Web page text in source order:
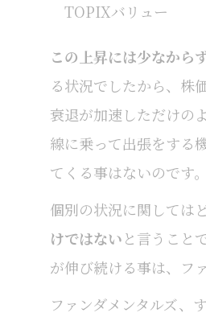
TOPIXバリュー
この上昇には少なから
る状況でしたから、株
衰退が加速しただけの
線に乗って出張をする
てくる事はないのです。
個別の状況に関しては
けではないと言うこと
が伸び続ける事は、フ
ファンダメンタルズ、